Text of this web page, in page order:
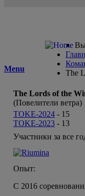
Menu
Вы
The
The Lords of the
(Повелители ветра)
TOKE-2024 - 15
TOKE-2023 - 13
Участники за все
Опыт:
С 2016